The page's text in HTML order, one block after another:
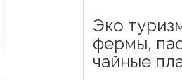
Эко
фермы,
чайные